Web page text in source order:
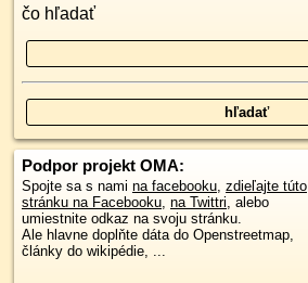
čo hľadať
Podpor projekt OMA:
Spojte sa s nami na facebooku, zdieľajte túto
stránku na Facebooku, na Twittri, alebo
umiestnite odkaz na svoju stránku.
Ale hlavne doplňte dáta do Openstreetmap,
články do wikipédie, ...